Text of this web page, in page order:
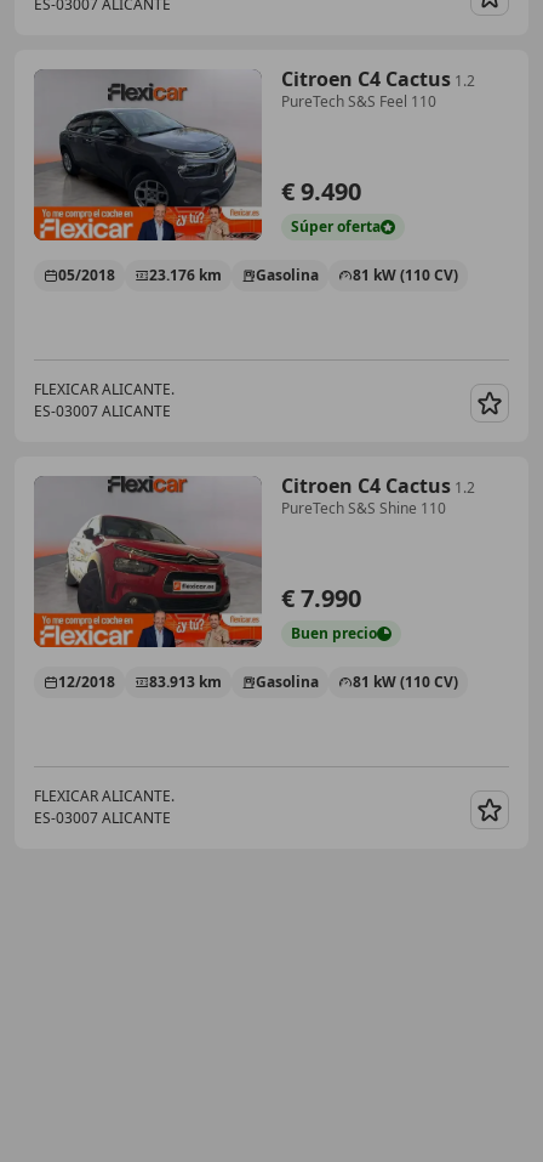
Citroen C4 Cactus 1.2
PureTech S&S Feel 110
€ 9.490
Súperoferta
05/2018 23.176 km Gasolina 81 kW (110 CV)
FLEXICAR ALICANTE.
ES-03007 ALICANTE
Citroen C4 Cactus 1.2
PureTech S&S Shine 110
€ 7.990
Buen precio
12/2018 83.913 km Gasolina 81 kW (110 CV)
FLEXICAR ALICANTE.
ES-03007 ALICANTE